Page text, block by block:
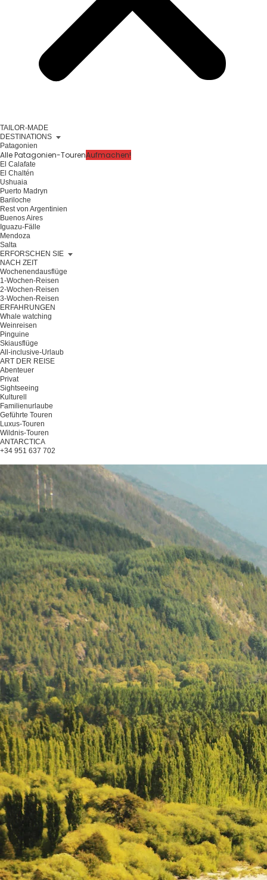
TAILOR-MADE
DESTINATIONS
Patagonien
Alle Patagonien-TourenAufmachen!
El Calafate
El Chaltén
Ushuaia
Puerto Madryn
Bariloche
Rest von Argentinien
Buenos Aires
Iguazu-Fälle
Mendoza
Salta
ERFORSCHEN SIE
NACH ZEIT
Wochenendausflüge
1-Wochen-Reisen
2-Wochen-Reisen
3-Wochen-Reisen
ERFAHRUNGEN
Whale watching
Weinreisen
Pinguine
Skiausflüge
All-inclusive-Urlaub
ART DER REISE
Abenteuer
Privat
Sightseeing
Kulturell
Familienurlaube
Geführte Touren
Luxus-Touren
Wildnis-Touren
ANTARCTICA
+34 951 637 702